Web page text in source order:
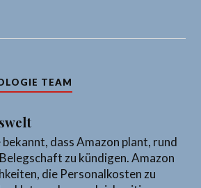
TEAM
dass Amazon plant, rund
zu kündigen. Amazon
die Personalkosten zu